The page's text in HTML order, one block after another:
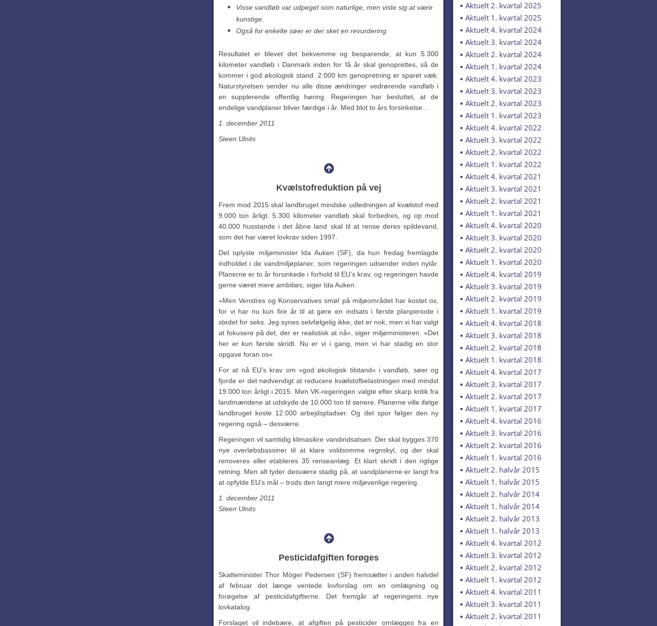
Visse vandløb var udpeget som naturlige, men viste sig at være
kunstige.
Også for enkelte søer er der sket en revurdering.
Resultatet er blevet det bekvemme og besparende, at kun 5.300
kilometer vandløb i Danmark inden for få år skal genoprettes, så de
kommer i god økologisk stand. 2.000 km genopretning er sparet væk.
Naturstyrelsen sender nu alle disse ændringer vedrørende vandløb i
en supplerende offentlig høring. Regeringen har besluttet, at de
endelige vandplaner bliver færdige i år. Med blot to års forsinkelse…
1. december 2011
Steen Ulnits
Kvælstofreduktion på vej
Frem mod 2015 skal landbruget mindske udledningen af kvælstof med
9.000 ton årligt. 5.300 kilometer vandløb skal forbedres, og op mod
40.000 husstande i det åbne land skal til at rense deres spildevand,
som det har været lovkrav siden 1997.
Det oplyste miljøminister Ida Auken (SF), da hun fredag fremlagde
indholdet i de vandmiljøplaner, som regeringen udsender inden nytår.
Planerne er to år forsinkede i forhold til EU’s krav, og regeringen havde
gerne været mere ambitiøs, siger Ida Auken.
»Men Venstres og Konservatives smøl på miljøområdet har kostet os,
for vi har nu kun fire år til at gøre en indsats i første planperiode i
stedet for seks. Jeg synes selvfølgelig ikke, det er nok, men vi har valgt
at fokusere på det, der er realistisk at nå«, siger miljøministeren. »Det
her er kun første skridt. Nu er vi i gang, men vi har stadig en stor
opgave foran os«
For at nå EU’s krav om »god økologisk tilstand« i vandløb, søer og
fjorde er det nødvendigt at reducere kvælstofbelastningen med mindst
19.000 ton årligt i 2015. Men VK-regeringen valgte efter skarp kritik fra
landmændene at udskyde de 10.000 ton til senere. Planerne ville ifølge
landbruget koste 12.000 arbejdspladser. Og det spor følger den ny
regering også – desværre.
Regeringen vil samtidig klimasikre vandindsatsen. Der skal bygges 370
nye overløbsbassiner til at klare voldsomme regnskyl, og der skal
renoveres eller etableres 35 renseanlæg. Et klart skridt i den rigtige
retning. Men alt tyder desværre stadig på, at vandplanerne er langt fra
at opfylde EU’s mål – trods den langt mere miljøvenlige regering.
1. december 2011
Steen Ulnits
Pesticidafgiften forøges
Skatteminister Thor Möger Pedersen (SF) fremsætter i anden halvdel
af februar det længe ventede lovforslag om en omlægning og
forøgelse af pesticidafgifterne. Det fremgår af regeringens nye
lovkatalog.
Forslaget vil indebære, at afgiften på pesticider omlægges fra en
Aktuelt 2. kvartal 2025
Aktuelt 1. kvartal 2025
Aktuelt 4. kvartal 2024
Aktuelt 3. kvartal 2024
Aktuelt 2. kvartal 2024
Aktuelt 1. kvartal 2024
Aktuelt 4. kvartal 2023
Aktuelt 3. kvartal 2023
Aktuelt 2. kvartal 2023
Aktuelt 1. kvartal 2023
Aktuelt 4. kvartal 2022
Aktuelt 3. kvartal 2022
Aktuelt 2. kvartal 2022
Aktuelt 1. kvartal 2022
Aktuelt 4. kvartal 2021
Aktuelt 3. kvartal 2021
Aktuelt 2. kvartal 2021
Aktuelt 1. kvartal 2021
Aktuelt 4. kvartal 2020
Aktuelt 3. kvartal 2020
Aktuelt 2. kvartal 2020
Aktuelt 1. kvartal 2020
Aktuelt 4. kvartal 2019
Aktuelt 3. kvartal 2019
Aktuelt 2. kvartal 2019
Aktuelt 1. kvartal 2019
Aktuelt 4. kvartal 2018
Aktuelt 3. kvartal 2018
Aktuelt 2. kvartal 2018
Aktuelt 1. kvartal 2018
Aktuelt 4. kvartal 2017
Aktuelt 3. kvartal 2017
Aktuelt 2. kvartal 2017
Aktuelt 1. kvartal 2017
Aktuelt 4. kvartal 2016
Aktuelt 3. kvartal 2016
Aktuelt 2. kvartal 2016
Aktuelt 1. kvartal 2016
Aktuelt 2. halvår 2015
Aktuelt 1. halvår 2015
Aktuelt 2. halvår 2014
Aktuelt 1. halvår 2014
Aktuelt 2. halvår 2013
Aktuelt 1. halvår 2013
Aktuelt 4. kvartal 2012
Aktuelt 3. kvartal 2012
Aktuelt 2. kvartal 2012
Aktuelt 1. kvartal 2012
Aktuelt 4. kvartal 2011
Aktuelt 3. kvartal 2011
Aktuelt 2. kvartal 2011